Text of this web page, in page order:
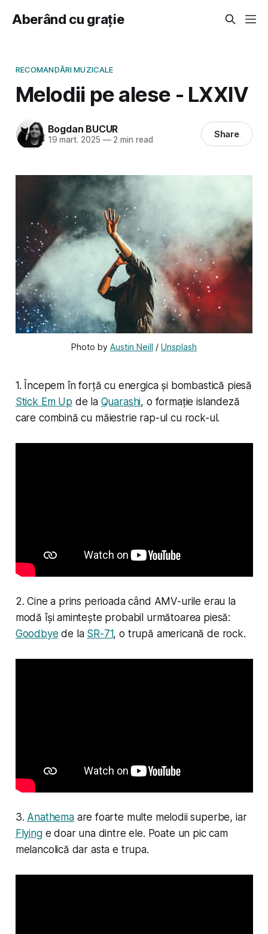
Aberând cu grație
RECOMANDĂRI MUZICALE
Melodii pe alese - LXXIV
Bogdan BUCUR
19 mart. 2025 —2 min read Share
Photo by Austin Neill / Unsplash
1. Începem în forță cu energica și bombastică piesă
Stick Em Up de la Quarashi, o formație islandeză
care combină cu măiestrie rap-ul cu rock-ul.
2. Cine a prins perioada când AMV-urile erau la
modă își amintește probabil următoarea piesă:
Goodbye de la SR-71, o trupă americană de rock.
3. Anathemaare foarte multe melodii superbe, iar
Flyinge doar una dintre ele. Poate un pic cam
melancolică dar asta e trupa.